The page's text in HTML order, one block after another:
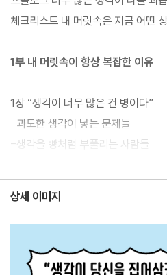
점 자라 머릿속 모든 공간을 차지한
까, 다이어트에서 실패해서일까, 아
지 않는 것 같아.’
그렇다면 과연 생각을 많이 할수록
질까? 사실 너무 많은 생각은 문제
가뜨린다. 과거를 곱씹으며 이미 지
걱정하며 아직 벌어지지 않은 일을
동안 여성의 심리를 연구해 온 저자
신경 쓸수록 과도한 생각에 빠질 위
체크리스트 내 머릿속은 지금 어떤
1부 내 머릿속이 항상 복잡한 이유
1장 “생각이 너무 많은 건 병이다”
: 과도한 생각이 낳는 문제들
-생각을 빵처럼 부풀리는 사람들
-지진을 잊은 사람과 지진을 잊지 못
-이별을 인정하고 싶지 않은 마음
-생각은 점점 전염된다
-여자는 남자보다 몇 배 더 생각한다
상세 이미지